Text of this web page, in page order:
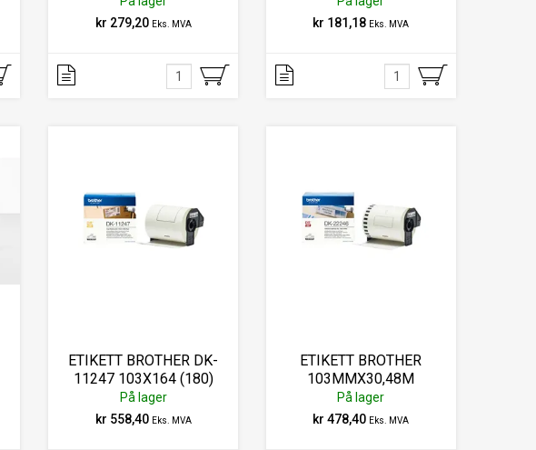
kr 279,20 Eks. MVA
kr 181,18 Eks. MVA
ETIKETT BROTHER DK-
11247 103X164 (180)
På lager
kr 558,40 Eks. MVA
ETIKETT BROTHER
103MMX30,48M
På lager
kr 478,40 Eks. MVA